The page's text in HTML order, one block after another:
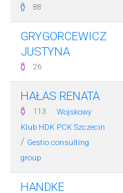
88
GRYGORCEWICZ
JUSTYNA
26
HAŁAS RENATA
113 · Wojskowy
Klub HDK PCK Szczecin
/ Gestio consulting
group
HANDKE